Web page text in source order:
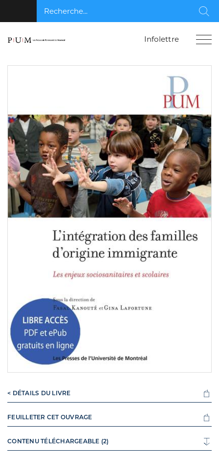
Recherche...
Infolettre
< DÉTAILS DU LIVRE
FEUILLETER CET OUVRAGE
CONTENU TÉLÉCHARGEABLE (2)